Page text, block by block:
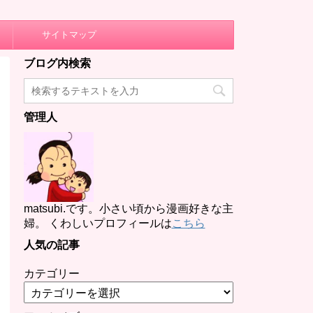
サイトマップ
ブログ内検索
管理人
matsubi.です。小さい頃から漫画好きな主
婦。 くわしいプロフィールはこちら
人気の記事
カテゴリー